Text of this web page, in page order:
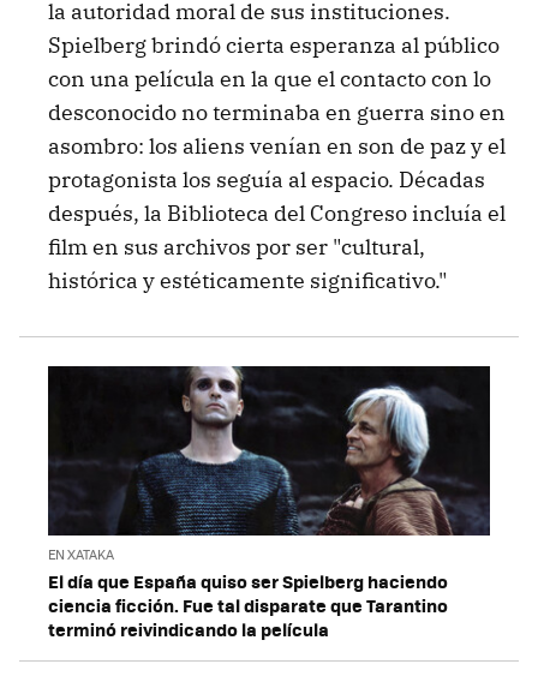
la autoridad moral de sus instituciones.
Spielberg brindó cierta esperanza al público
con una película en la que el contacto con lo
desconocido no terminaba en guerra sino en
asombro: los aliens venían en son de paz y el
protagonista los seguía al espacio. Décadas
después, la Biblioteca del Congreso incluía el
film en sus archivos por ser "cultural,
histórica y estéticamente significativo."
EN XATAKA
El día que España quiso ser Spielberg haciendo
ciencia ficción. Fue tal disparate que Tarantino
terminó reivindicando la película